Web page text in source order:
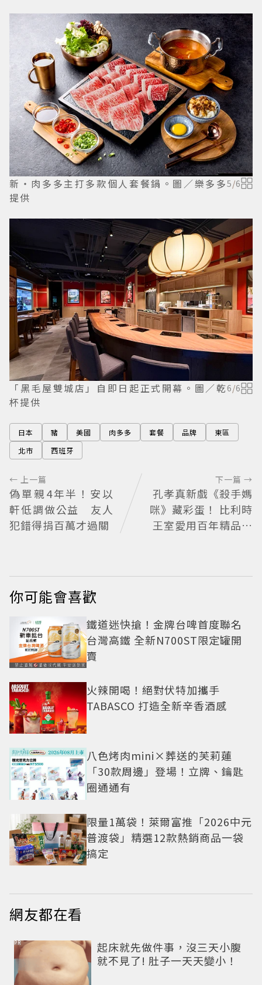
新・肉多多主打多款個人套餐鍋。圖／樂多多
提供
5/6
「黑毛屋雙城店」自即日起正式開幕。圖／乾
杯提供
6/6
日本 豬 美國 肉多多 套餐 品牌
東區
北市
西班牙
← 上一篇
偽單親4年半！安以
軒低調做公益 友人
犯錯得捐百萬才過關
下一篇 →
孔孝真新戲《殺手媽
咪》藏彩蛋！ 比利時
王室愛用百年精品也
你可能會喜歡
鐵道迷快搶！金牌台啤首度聯名
台灣高鐵 全新N700ST限定罐開
賣
火辣開喝！絕對伏特加攜手
TABASCO 打造全新辛香酒感
八色烤肉mini×葬送的芙莉蓮
「30款周邊」登場！立牌、鑰匙
圈通通有
限量1萬袋！萊爾富推「2026中元
普渡袋」精選12款熱銷商品一袋
搞定
網友都在看
起床就先做件事，沒三天小腹
就不見了! 肚子一天天變小！
PR